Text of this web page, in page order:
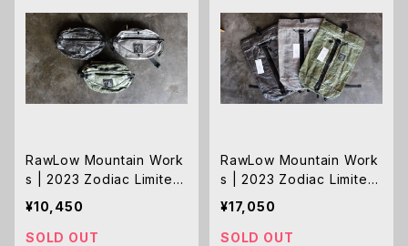
RawLow Mountain Work
s | 2023 Zodiac Limited
Bunny Hendrix Nuts Pac
k DCF
¥10,450
SOLD OUT
RawLow Mountain Work
s | 2023 Zodiac Limited
Bunny Hendrix Cocoon
Pack DCF
¥17,050
SOLD OUT